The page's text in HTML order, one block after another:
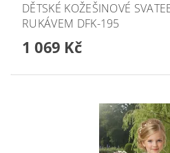
DĚTSKÉ KOŽEŠINOVÉ
RUKÁVEM DFK-195
1 069 Kč